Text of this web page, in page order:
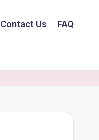
Contact Us FAQ